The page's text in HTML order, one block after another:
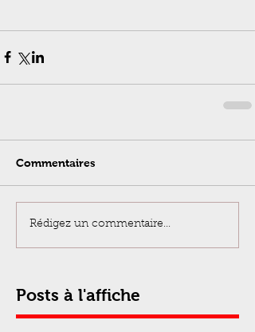
Commentaires
Rédigez un commentaire...
Posts à l'affiche